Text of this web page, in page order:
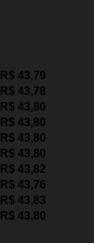
R$ 43,79
R$ 43,78
R$ 43,80
R$ 43,80
R$ 43,80
R$ 43,80
R$ 43,82
R$ 43,76
R$ 43,83
R$ 43,80